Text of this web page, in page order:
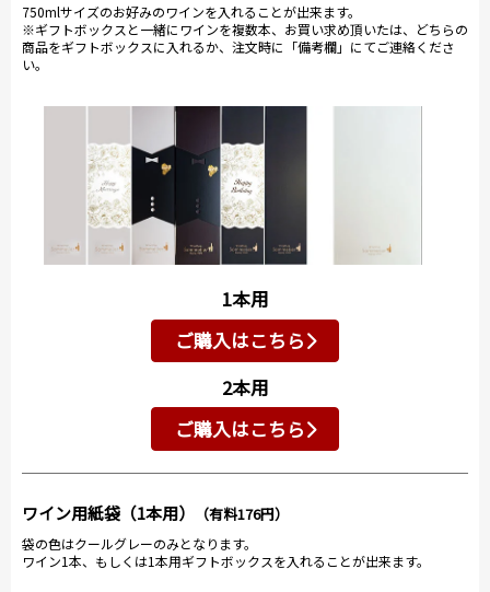
750mlサイズのお好みのワインを入れることが出来ます。
※ギフトボックスと一緒にワインを複数本、お買い求め頂いたは、どちらの
商品をギフトボックスに入れるか、注文時に「備考欄」にてご連絡くださ
い。
1本用
ご購入はこちら
2本用
ご購入はこちら
ワイン用紙袋（1本用） （有料176円）
袋の色はクールグレーのみとなります。
ワイン1本、もしくは1本用ギフトボックスを入れることが出来ます。